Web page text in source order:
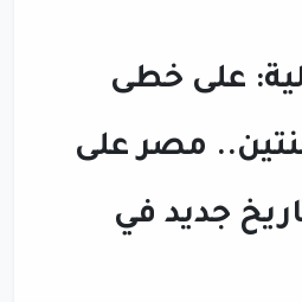
على خطى
مصر على
جديد في